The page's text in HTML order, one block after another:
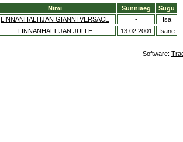
Nimi Sünniaeg
Sugu
LINNANHALTIJAN GIANNI VERSACE -
Isa
LINNANHALTIJAN JULLE 13.02.2001 Isane
Software: